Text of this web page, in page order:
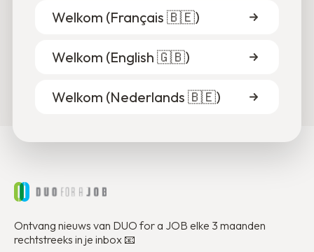
Ontvang nieuws van DUO for a JOB elke 3 maanden
rechtstreeks in je inbox 📧
Welkom (Français 🇧🇪)
Welkom (English 🇬🇧)
Welkom (Nederlands 🇧🇪)